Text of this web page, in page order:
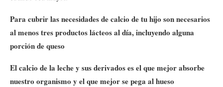
Para cubrir las necesidades de calcio de tu hijo son necesarios
al menos tres productos lácteos al día, incluyendo alguna
porción de queso
El calcio de la leche y sus derivados es el que mejor absorbe
nuestro organismo y el que mejor se pega al hueso